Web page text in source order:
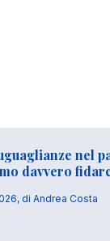
nel
davvero
di Andrea Costa